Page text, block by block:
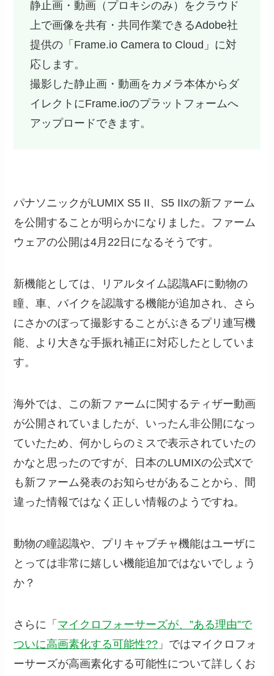
静止画・動画（プロキシのみ）をクラウド
上で画像を共有・共同作業できるAdobe社
提供の「Frame.io Camera to Cloud」に対
応します。
撮影した静止画・動画をカメラ本体からダ
イレクトにFrame.ioのプラットフォームへ
アップロードできます。
パナソニックがLUMIX S5 II、S5 IIxの新ファーム
を公開することが明らかになりました。ファーム
ウェアの公開は4月22日になるそうです。
新機能としては、リアルタイム認識AFに動物の
瞳、車、バイクを認識する機能が追加され、さら
にさかのぼって撮影することがぶきるプリ連写機
能、より大きな手振れ補正に対応したとしていま
す。
海外では、この新ファームに関するティザー動画
が公開されていましたが、いったん非公開になっ
ていたため、何かしらのミスで表示されていたの
かなと思ったのですが、日本のLUMIXの公式Xで
も新ファーム発表のお知らせがあることから、間
違った情報ではなく正しい情報のようですね。
動物の瞳認識や、プリキャプチャ機能はユーザに
とっては非常に嬉しい機能追加ではないでしょう
か？
さらに「 マイクロフォーサーズが、”ある理由”で
ついに高画素化する可能性?? 」ではマイクロフォ
ーサーズが高画素化する可能性について詳しくお